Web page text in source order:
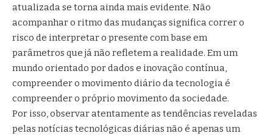
atualizada se torna ainda mais evidente. Não
acompanhar o ritmo das mudanças significa correr o
risco de interpretar o presente com base em
parâmetros que já não refletem a realidade. Em um
mundo orientado por dados e inovação contínua,
compreender o movimento diário da tecnologia é
compreender o próprio movimento da sociedade.
Por isso, observar atentamente as tendências reveladas
pelas notícias tecnológicas diárias não é apenas um